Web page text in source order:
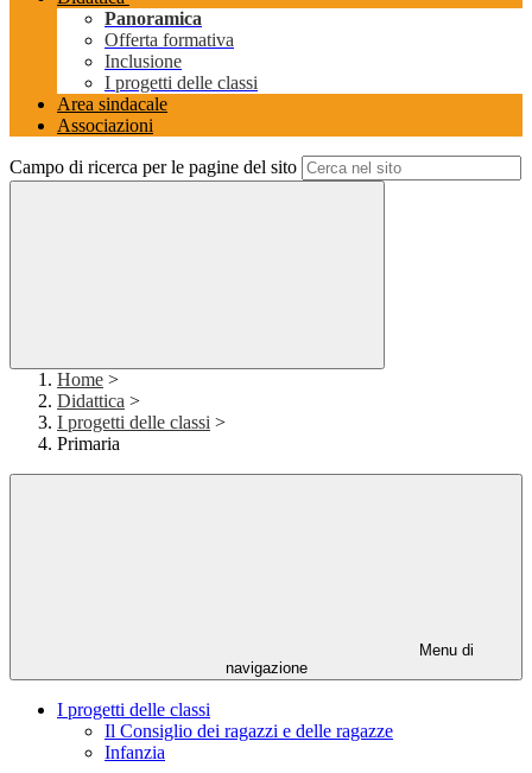
Panoramica
Offerta formativa
Inclusione
I progetti delle classi
Area sindacale
Associazioni
Campo di ricerca per le pagine del sito
Home >
Didattica >
I progetti delle classi >
Primaria
Menu di
navigazione
I progetti delle classi
Il Consiglio dei ragazzi e delle ragazze
Infanzia